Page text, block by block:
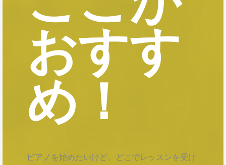
おすす
め！
ピアノを始めたいけど、どこでレッスンを受け